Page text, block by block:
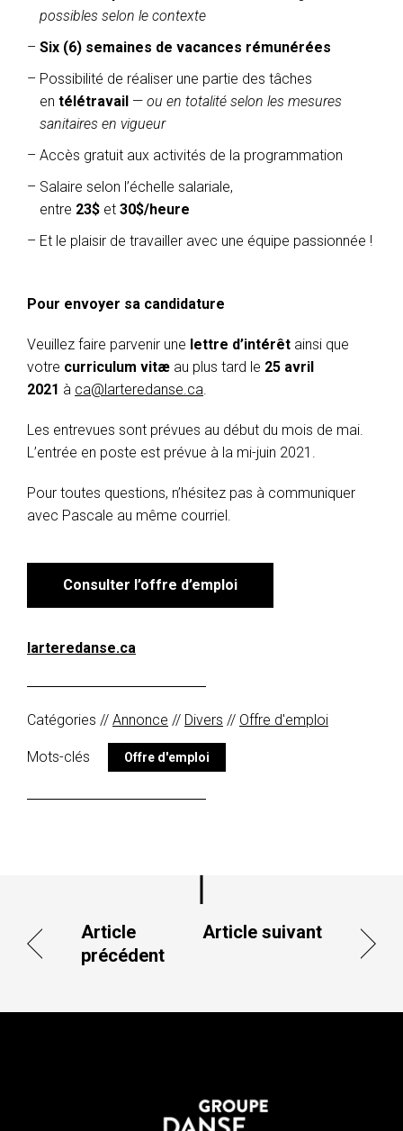
possibles selon le contexte
Six (6) semaines de vacances rémunérées
Possibilité de réaliser une partie des tâches
en télétravail — ou en totalité selon les mesures
sanitaires en vigueur
Accès gratuit aux activités de la programmation
Salaire selon l’échelle salariale,
entre 23$ et 30$/heure
Et le plaisir de travailler avec une équipe passionnée !
Pour envoyer sa candidature
Veuillez faire parvenir une lettre d’intérêt ainsi que
votre curriculum vitæ au plus tard le 25 avril
2021 à ca@larteredanse.ca.
Les entrevues sont prévues au début du mois de mai.
L’entrée en poste est prévue à la mi-juin 2021.
Pour toutes questions, n’hésitez pas à communiquer
avec Pascale au même courriel.
Consulter l’offre d’emploi
larteredanse.ca
Catégories // Annonce // Divers // Offre d'emploi
Mots-clés Offre d'emploi
Article
précédent
Article suivant